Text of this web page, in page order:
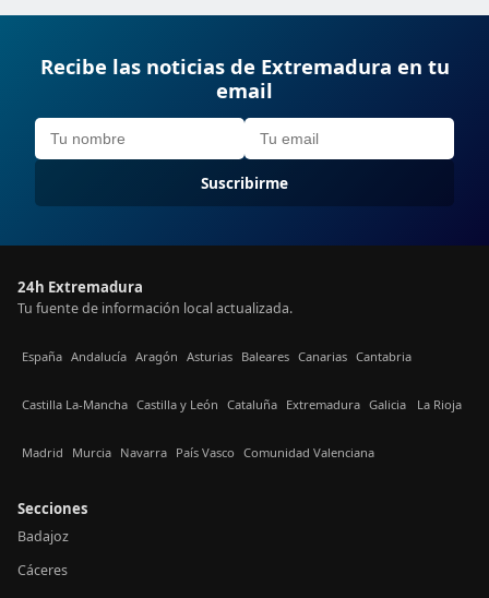
Recibe las noticias de Extremadura en tu
email
Suscribirme
24h Extremadura
Tu fuente de información local actualizada.
España Andalucía Aragón Asturias Baleares Canarias Cantabria
Castilla La-Mancha Castilla y León Cataluña Extremadura Galicia La Rioja
Madrid Murcia Navarra País Vasco Comunidad Valenciana
Secciones
Badajoz
Cáceres